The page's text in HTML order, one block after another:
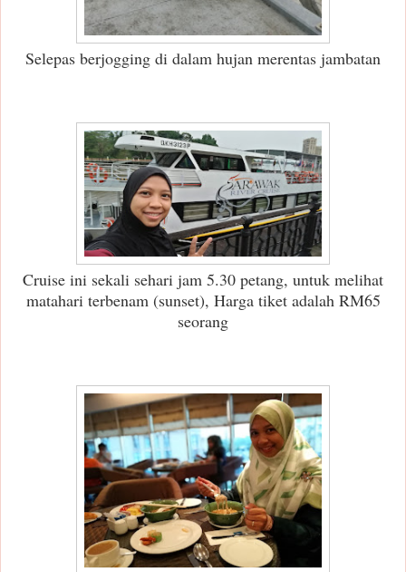
Selepas berjogging di dalam hujan merentas jambatan
Cruise ini sekali sehari jam 5.30 petang, untuk melihat
matahari terbenam (sunset), Harga tiket adalah RM65
seorang